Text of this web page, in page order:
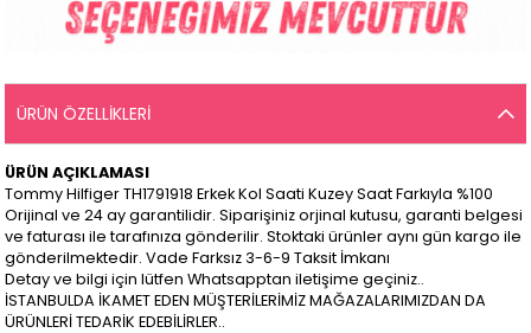
ÜRÜN ÖZELLIKLERI
ÜRÜN AÇIKLAMASI
Tommy Hilfiger TH1791918 Erkek Kol Saati Kuzey Saat Farkıyla %100
Orijinal ve 24 ay garantilidir. Siparişiniz orjinal kutusu, garanti belgesi
ve faturası ile tarafınıza gönderilir. Stoktaki ürünler aynı gün kargo ile
gönderilmektedir. Vade Farksız 3-6-9 Taksit İmkanı
Detay ve bilgi için lütfen Whatsapptan iletişime geçiniz..
İSTANBULDA İKAMET EDEN MÜŞTERİLERİMİZ MAĞAZALARIMIZDAN DA
ÜRÜNLERİ TEDARİK EDEBİLİRLER..